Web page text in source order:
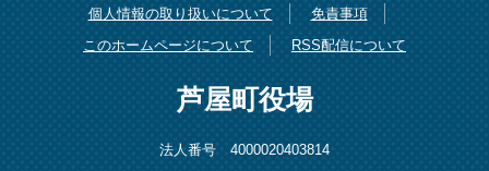
個人情報の取り扱いについて
免責事項
このホームページについて
RSS配信について
芦屋町役場
法人番号 4000020403814